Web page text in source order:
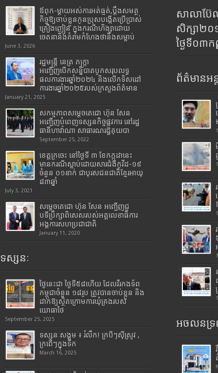
ឪពុក-ម្ដាយអស់ការអត់ធ្មត់,ប្ដឹងសមត្ថ
កិច្ចឱ្យចាប់ខ្លួនកូនប្រុសបង្កើតប្រើប្រាស់
គ្រឿងញៀន ក្នុងករណីហិង្សាដោយ
ចេតនានិងគំរាមកំហែងថានឹងសម្លាប់
June 3, 2026
រដ្ឋមន្រ្តី​ នេត្រ​ ភក្ត្រា​
អញ្ជើញបើកសន្និបាតបូកសរុបលទ្ធ
ផលការងារឆ្នាំ២០២៤ និងលើកទិសដៅ
ការងារឆ្នាំ២០២៥របស់​ក្រសួង​ព័ត៌មាន​
January 21, 2025
សកម្មភាពសម្តេចតេជោ ហ៊ុន សែន
អញ្ជើញបំពេញទស្សនកិច្ចផ្លូវការ នៅរដ្ឋ
ធានីហាវ៉ាណា សាធារណរដ្ឋគុយបា
September 25, 2022
ខេត្តក្រចេះ នៅថ្ងៃទី ៣ ខែកក្កដានេះ
មានករណីស្លាប់ដោយសារជំងឺកូវីដ-១៩
ចំនួន ០១នាក់ ជាបុរសជនជាតិខ្មែរអាយុ
៨៣ឆ្នាំ
July 3, 2021
សម្តេចតេជោ ហ៊ុន សែន អញ្ជើញជួ
បទីប្រឹក្សាពិសេសរបស់អគ្គលេខាធិការ
អង្គការសហប្រជាជាតិ
January 11, 2020
ទស្សនៈ
ថ្ងៃនេះជា ថ្ងៃទី៥៨ហើយ ដែលវីរកងទ័ព
កម្ពុជាចំនួន ១៨រូប ត្រូវបានចាប់ខ្លួន និង
ដាក់ឱ្យស្ថិតក្រោមការឃុំគ្រងរបស់
យោធាថៃ
September 25, 2025
ទស្សនៈសង្គម ៖ រំលឹក! ក្របីៗស៊ីស្រូវ ,
ក្រពើៗក្នុងទឹក
March 16, 2025
សាលាប៊ែ
សិក្សា២
ថ្ងៃទី០៣
ព័ត៌មានអន្
អចលនទ្រ